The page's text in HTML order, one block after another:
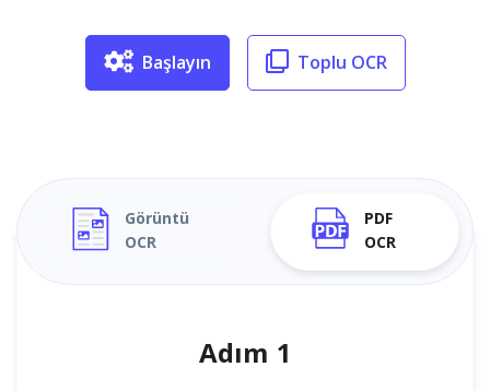
Başlayın Toplu OCR
Görüntü
OCR
PDF
OCR
Adım 1